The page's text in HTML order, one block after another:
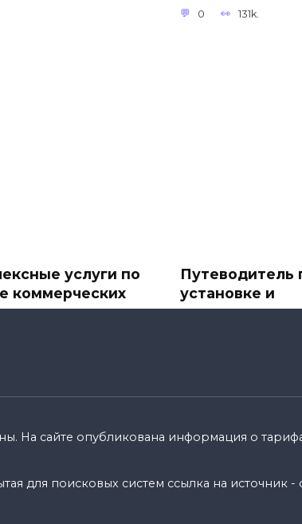
0 131k.
услуги по
коммерческих
Путеводитель
установке и
подключению
В современное
На сайте опубликована информация о
для поисковых систем ссылка на источник -